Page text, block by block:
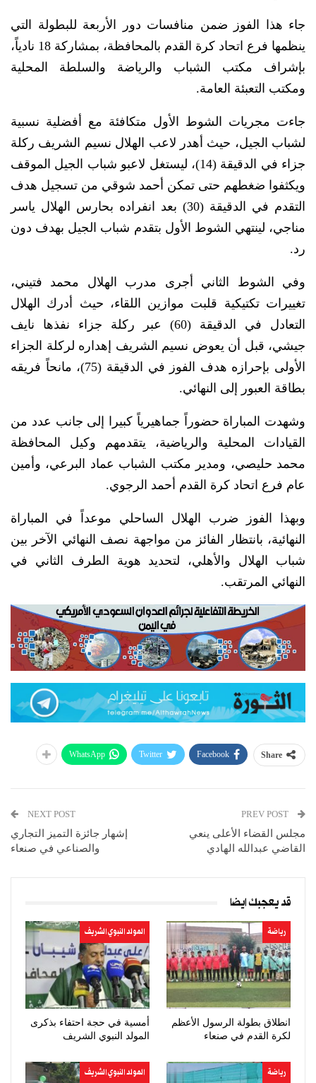
جاء هذا الفوز ضمن منافسات دور الأربعة للبطولة التي
ينظمها فرع اتحاد كرة القدم بالمحافظة، بمشاركة 18 نادياً،
بإشراف مكتب الشباب والرياضة والسلطة المحلية
ومكتب التعبئة العامة.
جاءت مجريات الشوط الأول متكافئة مع أفضلية نسبية
لشباب الجيل، حيث أهدر لاعب الهلال نسيم الشريف ركلة
جزاء في الدقيقة (14)، ليستغل لاعبو شباب الجيل الموقف
ويكثفوا ضغطهم حتى تمكن أحمد شوقي من تسجيل هدف
التقدم في الدقيقة (30) بعد انفراده بحارس الهلال ياسر
مناجي، لينتهي الشوط الأول بتقدم شباب الجيل بهدف دون
رد.
وفي الشوط الثاني أجرى مدرب الهلال محمد فتيني،
تغييرات تكتيكية قلبت موازين اللقاء، حيث أدرك الهلال
التعادل في الدقيقة (60) عبر ركلة جزاء نفذها نايف
جيشي، قبل أن يعوض نسيم الشريف إهداره لركلة الجزاء
الأولى بإحرازه هدف الفوز في الدقيقة (75)، مانحاً فريقه
بطاقة العبور إلى النهائي.
وشهدت المباراة حضوراً جماهيرياً كبيرا إلى جانب عدد من
القيادات المحلية والرياضية، يتقدمهم وكيل المحافظة
محمد حليصي، ومدير مكتب الشباب عماد البرعي، وأمين
عام فرع اتحاد كرة القدم أحمد الرجوي.
وبهذا الفوز ضرب الهلال الساحلي موعداً في المباراة
النهائية، بانتظار الفائز من مواجهة نصف النهائي الآخر بين
شباب الهلال والأهلي، لتحديد هوية الطرف الثاني في
النهائي المرتقب.
Share
Facebook
Twitter
WhatsApp
مجلس القضاء الأعلى ينعي
القاضي عبدالله الهادي
NEXT POST
إشهار جائزة التميز التجاري
والصناعي في صنعاء
قد يعجبك ايضا
رياضة
انطلاق بطولة الرسول الأعظم
لكرة القدم في صنعاء
المولد النبوي الشريف
أمسية في حجة احتفاء بذكرى
المولد النبوي الشريف
رياضة المولد النبوي الشريف